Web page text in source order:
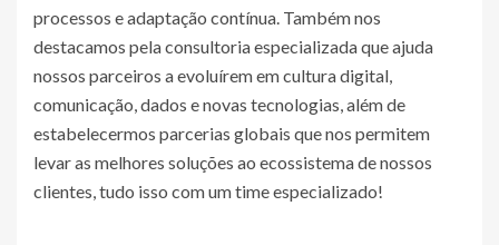
processos e adaptação contínua. Também nos
destacamos pela consultoria especializada que ajuda
nossos parceiros a evoluírem em cultura digital,
comunicação, dados e novas tecnologias, além de
estabelecermos parcerias globais que nos permitem
levar as melhores soluções ao ecossistema de nossos
clientes, tudo isso com um time especializado!